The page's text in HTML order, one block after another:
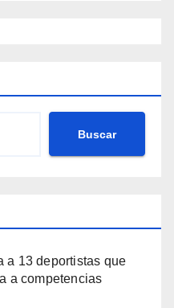
Buscar
a 13 deportistas que
a competencias